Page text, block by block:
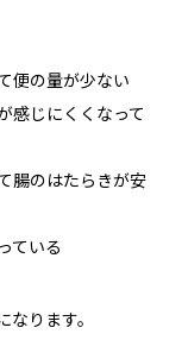
便の量が少ない
感じにくくなって
腸のはたらきが安
ている
ります。